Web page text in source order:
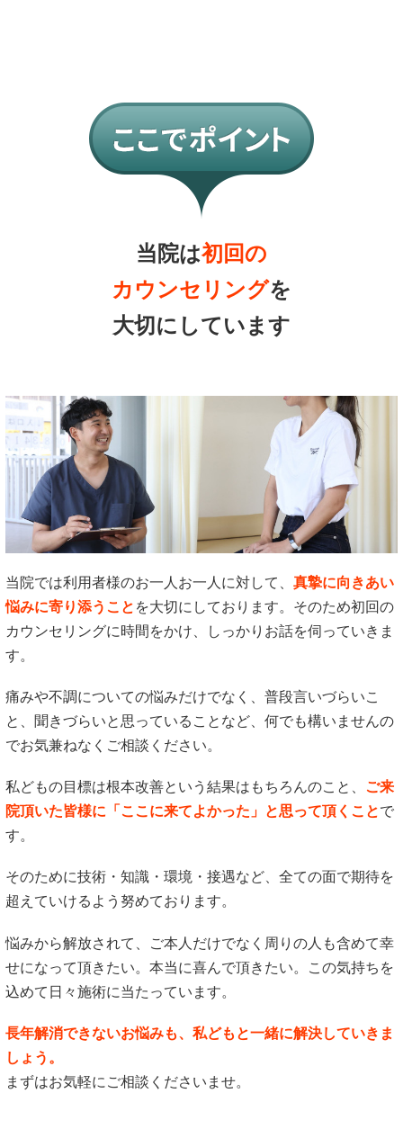
当院は初回の
カウンセリングを
大切にしています
当院では利用者様のお一人お一人に対して、 真摯に向きあい
悩みに寄り添うこと を大切にしております。そのため初回の
カウンセリングに時間をかけ、しっかりお話を伺っていきま
す。
痛みや不調についての悩みだけでなく、普段言いづらいこ
と、聞きづらいと思っていることなど、何でも構いませんの
でお気兼ねなくご相談ください。
私どもの目標は根本改善という結果はもちろんのこと、 ご来
院頂いた皆様に「ここに来てよかった」と思って頂くことで
す。
そのために技術・知識・環境・接遇など、全ての面で期待を
超えていけるよう努めております。
悩みから解放されて、ご本人だけでなく周りの人も含めて幸
せになって頂きたい。本当に喜んで頂きたい。この気持ちを
込めて日々施術に当たっています。
長年解消できないお悩みも、私どもと一緒に解決していきま
しょう。
まずはお気軽にご相談くださいませ。